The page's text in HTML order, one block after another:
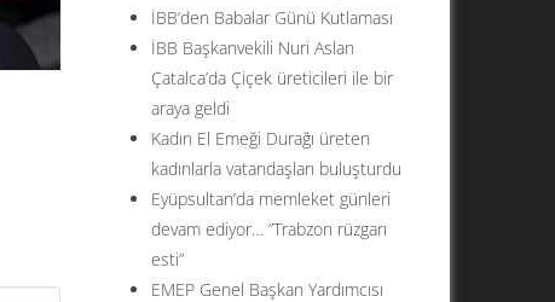
İBB’den Babalar Günü Kutlaması
İBB Başkanvekili Nuri Aslan
Çatalca’da Çiçek üreticileri ile bir
araya geldi
Kadın El Emeği Durağı üreten
kadınlarla vatandaşları buluşturdu
Eyüpsultan’da memleket günleri
devam ediyor… ”Trabzon rüzgarı
esti”
EMEP Genel Başkan Yardımcısı